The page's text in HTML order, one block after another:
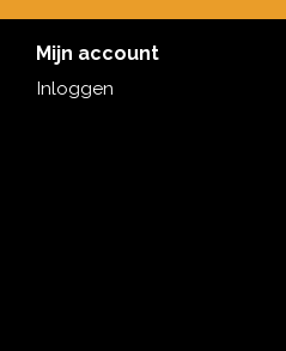
Mijn account
Inloggen